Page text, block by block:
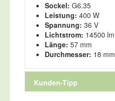
Sockel: G6.35
Leistung: 400 W
Spannung: 36 V
Lichtstrom: 14500 lm
Länge: 57 mm
Durchmesser: 18 mm
Kunden-Tipp